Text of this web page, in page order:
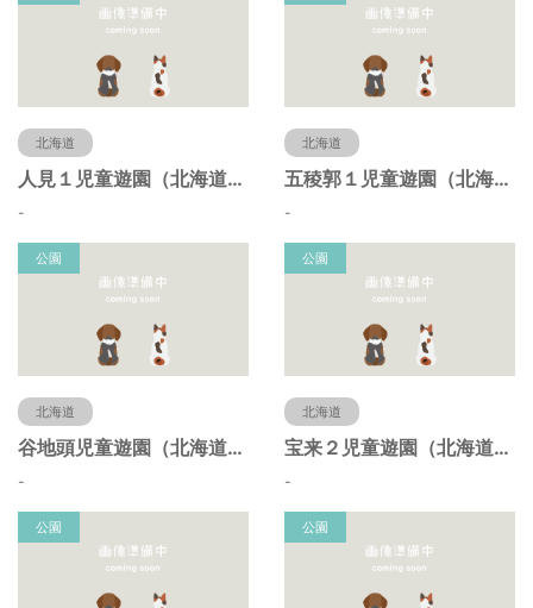
北海道
人見１児童遊園（北海道函館市）
-
北海道
五稜郭１児童遊園（北海道函館市）
-
公園
北海道
谷地頭児童遊園（北海道函館市）
-
公園
北海道
宝来２児童遊園（北海道函館市）
-
公園 公園